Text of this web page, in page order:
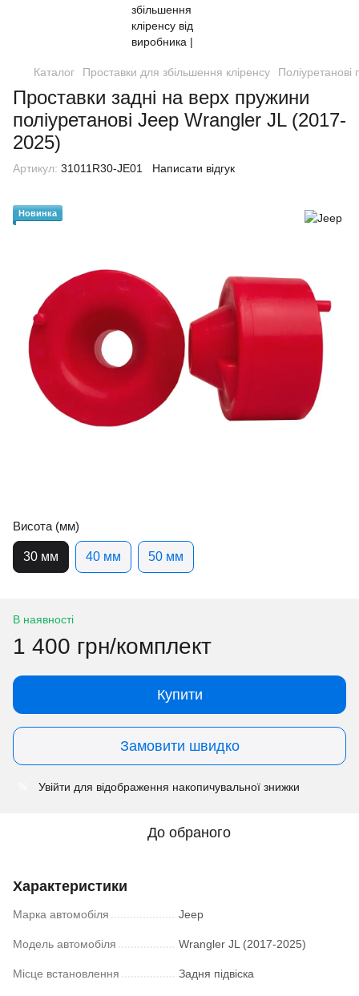
Каталог Проставки для збільшення кліренсу Поліуретанові
Проставки задні на верх пружини
поліуретанові Jeep Wrangler JL (2017-
2025)
Артикул: 31011R30-JE01 Написати відгук
Новинка
Висота (мм)
30 мм 40 мм 50 мм
В наявності
1 400 грн/комплект
Купити
Замовити швидко
Увійти для відображення накопичувальної знижки
До обраного
Характеристики
Марка автомобіля Jeep
Модель автомобіля Wrangler JL (2017-2025)
Місце встановлення Задня підвіска